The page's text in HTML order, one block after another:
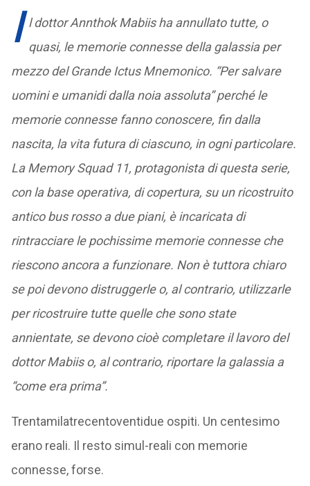
I l dottor Annthok Mabiis ha annullato tutte, o
quasi, le memorie connesse della galassia per
mezzo del Grande Ictus Mnemonico. “Per salvare
uomini e umanidi dalla noia assoluta” perché le
memorie connesse fanno conoscere, fin dalla
nascita, la vita futura di ciascuno, in ogni particolare.
La Memory Squad 11, protagonista di questa serie,
con la base operativa, di copertura, su un ricostruito
antico bus rosso a due piani, è incaricata di
rintracciare le pochissime memorie connesse che
riescono ancora a funzionare. Non è tuttora chiaro
se poi devono distruggerle o, al contrario, utilizzarle
per ricostruire tutte quelle che sono state
annientate, se devono cioè completare il lavoro del
dottor Mabiis o, al contrario, riportare la galassia a
“come era prima”.
Trentamilatrecentoventidue ospiti. Un centesimo
erano reali. Il resto simul-reali con memorie
connesse, forse.